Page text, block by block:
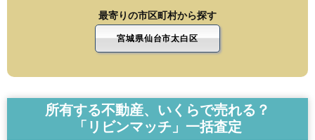
最寄りの市区町村から探す
宮城県仙台市太白区
所有する不動産、いくらで売れる？
「リビンマッチ」一括査定